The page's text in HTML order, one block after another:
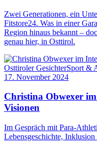
Zwei Generationen, ein
Fitstore24. Was in einer
Region hinaus bekannt –
genau hier, in Osttirol.
Osttiroler GesichterSport &
17. November 2024
Christina Obwexer
Visionen
Im Gespräch mit Para-
Lebensgeschichte,